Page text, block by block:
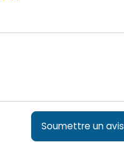
Soumettre un avis